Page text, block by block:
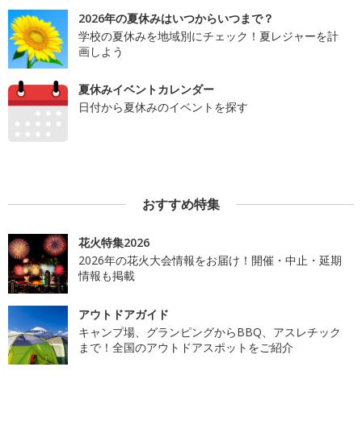
2026年の夏休みはいつからいつまで？
学校の夏休みを地域別にチェック！夏レジャーを計
画しよう
夏休みイベントカレンダー
日付から夏休みのイベントを探す
おすすめ特集
花火特集2026
2026年の花火大会情報をお届け！開催・中止・延期
情報も掲載
アウトドアガイド
キャンプ場、グランピングからBBQ、アスレチック
まで！全国のアウトドアスポットをご紹介